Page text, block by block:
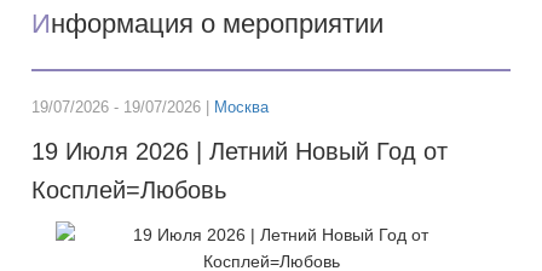
Информация о мероприятии
19/07/2026 - 19/07/2026 | Москва
19 Июля 2026 | Летний Новый Год от
Косплей=Любовь